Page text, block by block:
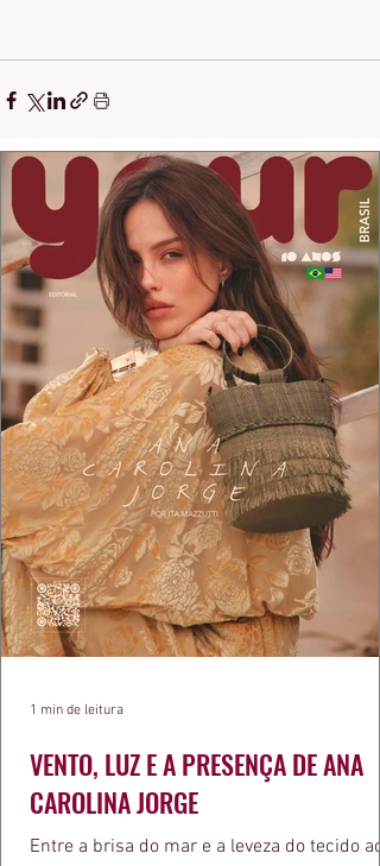
VENTO, LUZ E A PRESENÇA DE ANA
CAROLINA JORGE
Entre a brisa do mar e a leveza do tecido ao
1 min de leitura